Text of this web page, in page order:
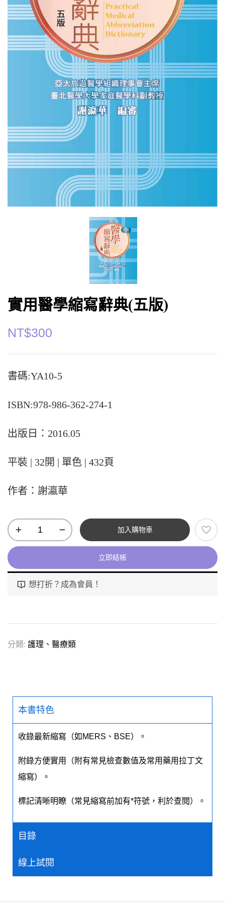
實用醫學縮寫辭典(五版)
NT$300
書碼:YA10-5
ISBN:978-986-362-274-1
出版日：2016.05
平裝 | 32開 | 單色 | 432頁
作者：謝瀛華
加入購物車
立即結帳
想打折？成為會員！
分類: 護理、醫療類
本書特色
收錄最新縮寫（如MERS、BSE）。
附錄方便實用（附有常見檢查數值及常用藥用拉丁文
縮寫）。
標記清晰明瞭（常見縮寫前加有*符號，利於查閱）。
目錄
線上試閱